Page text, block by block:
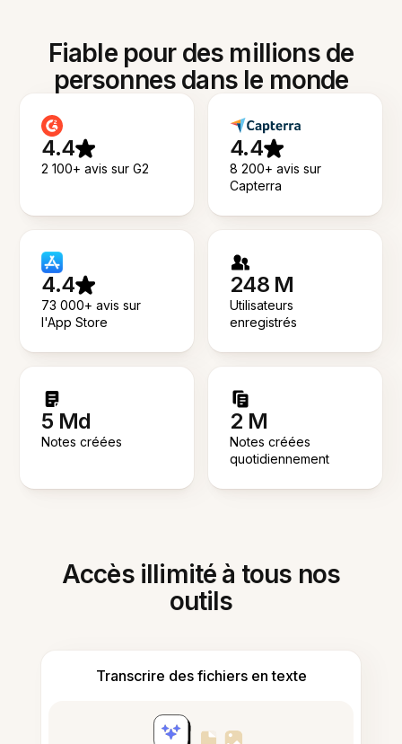
Fiable pour des millions de
personnes dans le monde
4.4
2 100+ avis sur G2
4.4
8 200+ avis sur
Capterra
4.4
73 000+ avis sur
l'App Store
248 M
Utilisateurs
enregistrés
5 Md
Notes créées
2 M
Notes créées
quotidiennement
Accès illimité à tous nos
outils
Transcrire des fichiers en texte